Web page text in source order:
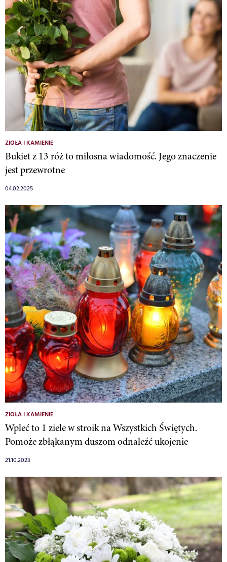
ZIOŁA I KAMIENIE
Bukiet z 13 róż to miłosna wiadomość. Jego znaczenie
jest przewrotne
04.02.2025
ZIOŁA I KAMIENIE
Wpleć to 1 ziele w stroik na Wszystkich Świętych.
Pomoże zbłąkanym duszom odnaleźć ukojenie
21.10.2023